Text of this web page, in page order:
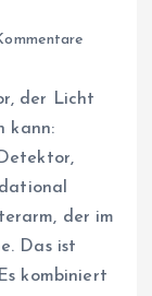
der Licht
kann:
der im
Das ist
kombiniert